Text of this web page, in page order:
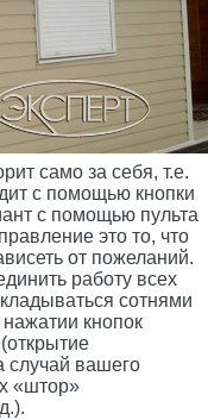
само за себя, т.е.
с помощью кнопки
с помощью пульта
это то, что
от пожеланий.
работу всех
сотнями
кнопок
случай вашего
«штор»